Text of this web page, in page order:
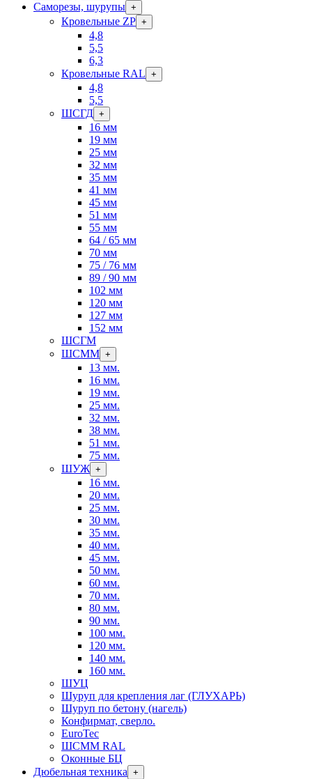
Саморезы, шурупы +
Кровельные ZP +
4,8
5,5
6,3
Кровельные RAL +
4,8
5,5
ШСГД +
16 мм
19 мм
25 мм
32 мм
35 мм
41 мм
45 мм
51 мм
55 мм
64 / 65 мм
70 мм
75 / 76 мм
89 / 90 мм
102 мм
120 мм
127 мм
152 мм
ШСГМ
ШСММ +
13 мм.
16 мм.
19 мм.
25 мм.
32 мм.
38 мм.
51 мм.
75 мм.
ШУЖ +
16 мм.
20 мм.
25 мм.
30 мм.
35 мм.
40 мм.
45 мм.
50 мм.
60 мм.
70 мм.
80 мм.
90 мм.
100 мм.
120 мм.
140 мм.
160 мм.
ШУЦ
Шуруп для крепления лаг (ГЛУХАРЬ)
Шуруп по бетону (нагель)
Конфирмат, сверло.
EuroTec
ШСММ RAL
Оконные БЦ
Дюбельная техника +